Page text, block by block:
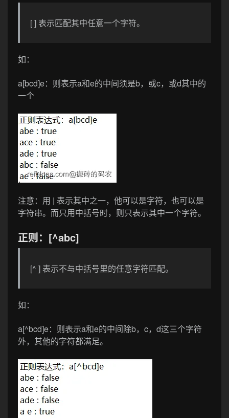
[ ] 表示匹配其中任意一个字符。
如：
a[bcd]e：则表示a和e的中间须是b，或c，或d其中的
一个
注意：用 | 表示其中之一，他可以是字符，也可以是
字符串。而只用中括号时，则只表示其中一个字符。
正则：[^abc]
[^ ] 表示不与中括号里的任意字符匹配。
如：
a[^bcd]e：则表示a和e的中间除b，c，d这三个字符
外，其他的字符都满足。